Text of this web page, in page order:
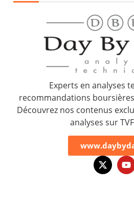
Experts en analyses
recommandations
Découvrez nos contenus
analyses sur